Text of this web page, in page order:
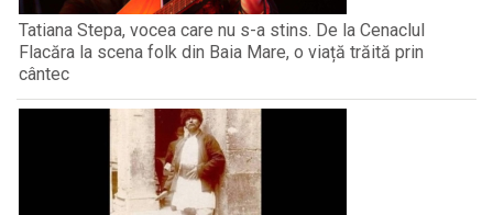
Tatiana Stepa, vocea care nu s-a stins. De la Cenaclul
Flacăra la scena folk din Baia Mare, o viață trăită prin
cântec